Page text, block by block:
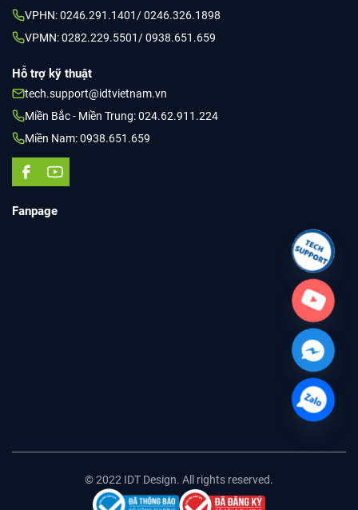
VPHN: 0246.291.1401/ 0246.326.1898
VPMN: 0282.229.5501/ 0938.651.659
Hỗ trợ kỹ thuật
tech.support@idtvietnam.vn
Miền Bắc - Miền Trung: 024.62.911.224
Miền Nam: 0938.651.659
Fanpage
© 2022 IDT Design. All rights reserved.